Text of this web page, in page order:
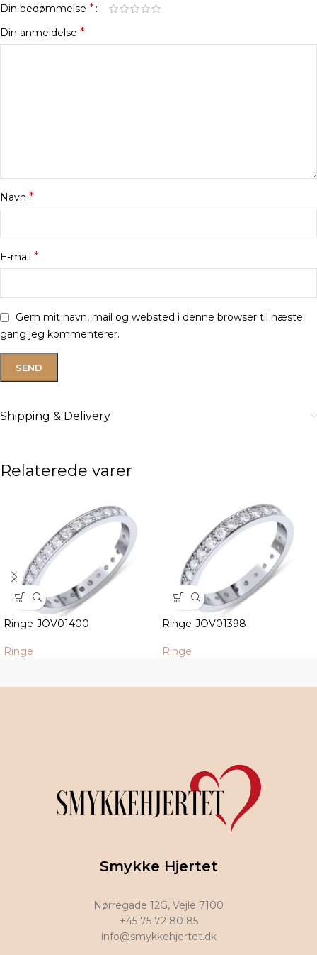
Din bedømmelse *
Din anmeldelse *
Navn *
E-mail *
Gem mit navn, mail og websted i denne browser til næste
gang jeg kommenterer.
Shipping & Delivery
Relaterede varer
Ringe-JOV01400
Ringe
Ringe-JOV01398
Ringe
Smykke Hjertet
Nørregade 12G, Vejle 7100
+45 75 72 80 85
info@smykkehjertet.dk